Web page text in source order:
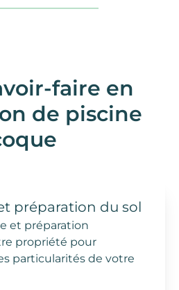
faire en
de piscine
préparation du sol
et préparation
propriété pour
particularités de votre